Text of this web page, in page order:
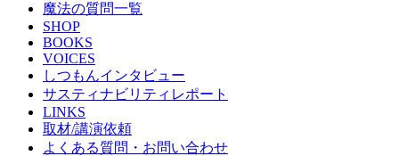
魔法の質問一覧
SHOP
BOOKS
VOICES
しつもんインタビュー
サスティナビリティレポート
LINKS
取材/講演依頼
よくある質問・お問い合わせ